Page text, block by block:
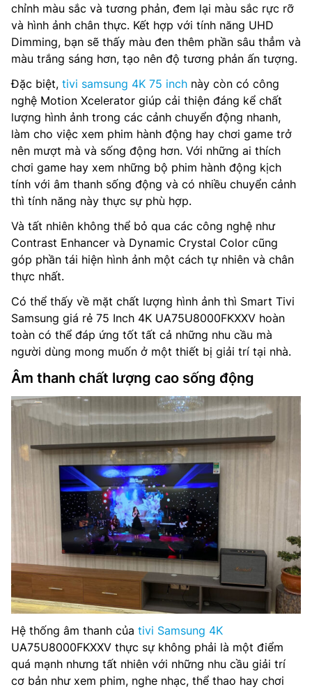
chỉnh màu sắc và tương phản, đem lại màu sắc rực rỡ
và hình ảnh chân thực. Kết hợp với tính năng UHD
Dimming, bạn sẽ thấy màu đen thêm phần sâu thẳm và
màu trắng sáng hơn, tạo nên độ tương phản ấn tượng.
Đặc biệt, tivi samsung 4K 75 inch này còn có công
nghệ Motion Xcelerator giúp cải thiện đáng kể chất
lượng hình ảnh trong các cảnh chuyển động nhanh,
làm cho việc xem phim hành động hay chơi game trở
nên mượt mà và sống động hơn. Với những ai thích
chơi game hay xem những bộ phim hành động kịch
tính với âm thanh sống động và có nhiều chuyển cảnh
thì tính năng này thực sự phù hợp.
Và tất nhiên không thể bỏ qua các công nghệ như
Contrast Enhancer và Dynamic Crystal Color cũng
góp phần tái hiện hình ảnh một cách tự nhiên và chân
thực nhất.
Có thể thấy về mặt chất lượng hình ảnh thì Smart Tivi
Samsung giá rẻ 75 Inch 4K UA75U8000FKXXV hoàn
toàn có thể đáp ứng tốt tất cả những nhu cầu mà
người dùng mong muốn ở một thiết bị giải trí tại nhà.
Âm thanh chất lượng cao sống động
Hệ thống âm thanh của tivi Samsung 4K
UA75U8000FKXXV thực sự không phải là một điểm
quá mạnh nhưng tất nhiên với những nhu cầu giải trí
cơ bản như xem phim, nghe nhạc, thể thao hay chơi